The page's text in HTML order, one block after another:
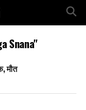
Snana"
मौत